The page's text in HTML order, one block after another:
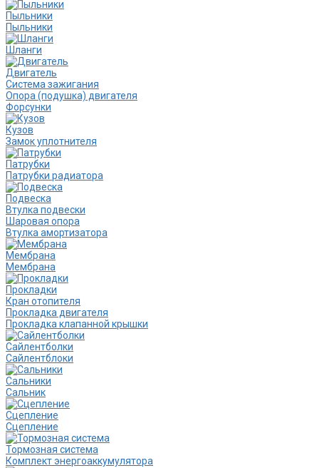
Пыльники
Пыльники
Шланги
Двигатель
Система зажигания
Опора (подушка) двигателя
Форсунки
Кузов
Замок уплотнителя
Патрубки
Патрубки радиатора
Подвеска
Втулка подвески
Шаровая опора
Втулка амортизатора
Мембрана
Мембрана
Прокладки
Кран отопителя
Прокладка двигателя
Прокладка клапанной крышки
Сайлентболки
Сайлентблоки
Сальники
Сальник
Сцепление
Сцепление
Тормозная система
Комплект энергоаккумулятора